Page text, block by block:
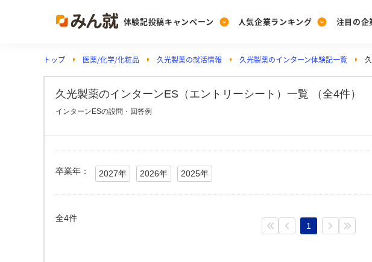
体験記投稿キャンペーン
Post
投稿する
[27卒] 本選
人気企業ランキング
Ranking
ランキングを見る
みんなのDX
Vote
注目の企
PickUp
注目の企業特集
動画で知ろう！業界・企業研究
トップ 医薬/化学/化粧品 久光製薬の就活情報 久光製薬のインターン体験記一覧
久光製薬のインターンES（エントリーシート）一覧 （全4件）
インターンESの設問・回答例
卒業年： 2027年 2026年 2025年
全4件
1